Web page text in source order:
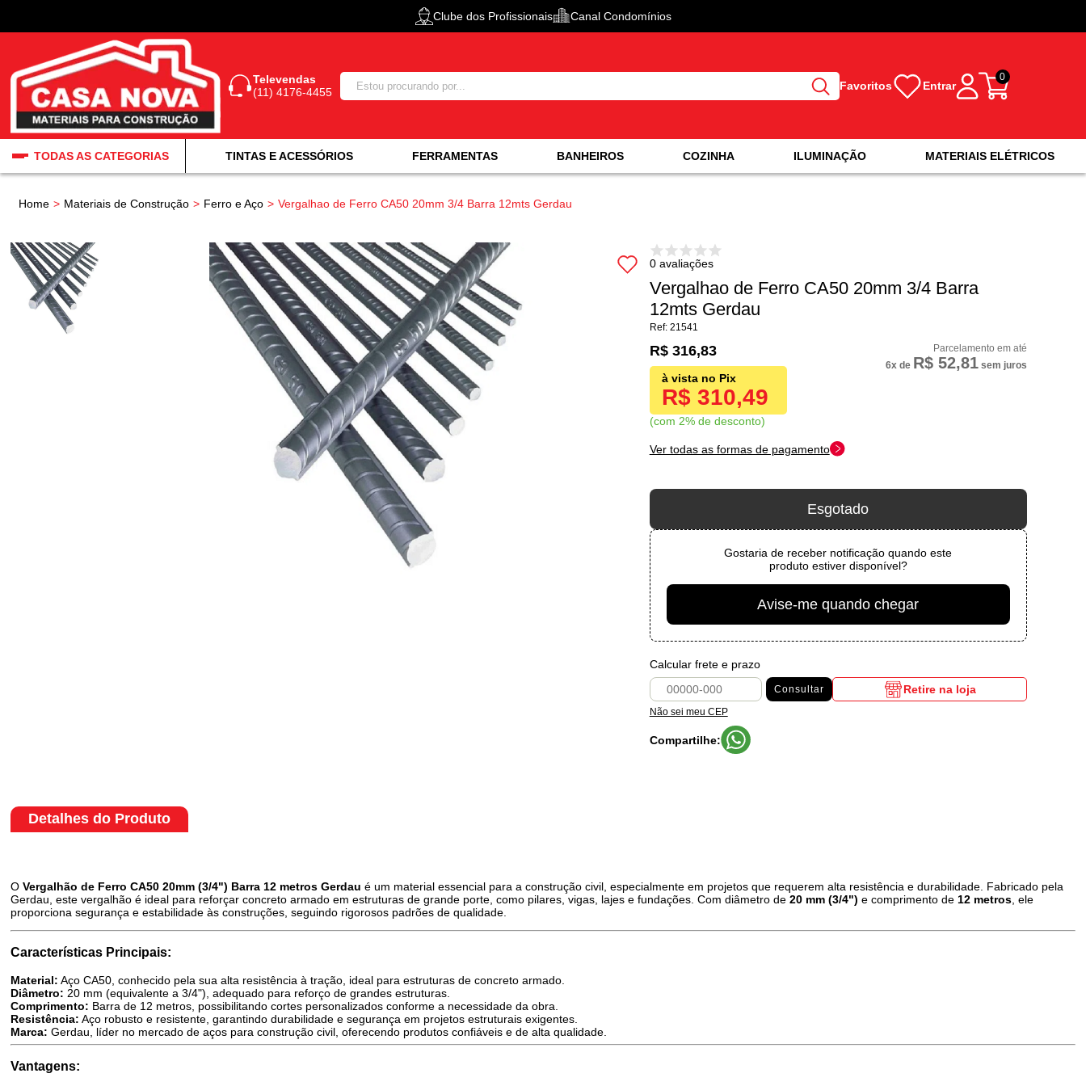
Clube dos Profissionais Canal Condomínios
Televendas
(11) 4176-4455
Favoritos Entrar
0
TODAS AS CATEGORIAS TINTAS E ACESSÓRIOS FERRAMENTAS BANHEIROS COZINHA ILUMINAÇÃO MATERIAIS ELÉTRICOS
Home Materiais de Construção Ferro e Aço Vergalhao de Ferro CA50 20mm 3/4 Barra 12mts Gerdau
0 avaliações
Vergalhao de Ferro CA50 20mm 3/4 Barra
12mts Gerdau
21541
R$ 310,49
com 2% de desconto
R$ 316,83
6x de R$ 52,81sem juros
Ver todas as formas de pagamento
Esgotado
Gostaria de receber notificação quando este
produto estiver disponível?
Avise-me quando chegar
Calcular frete e prazo
Consultar
Não sei meu CEP
Retire na loja
Compartilhe:
Detalhes do Produto
OVergalhão de Ferro CA50 20mm (3/4") Barra 12 metros Gerdau é um material essencial para a construção civil, especialmente em projetos que requerem alta resistência e durabilidade. Fabricado pela
Gerdau, este vergalhão é ideal para reforçar concreto armado em estruturas de grande porte, como pilares, vigas, lajes e fundações. Com diâmetro de20 mm (3/4") e comprimento de 12 metros , ele
proporciona segurança e estabilidade às construções, seguindo rigorosos padrões de qualidade.
Características Principais:
Material: Aço CA50, conhecido pela sua alta resistência à tração, ideal para estruturas de concreto armado.
Diâmetro: 20 mm (equivalente a 3/4"), adequado para reforço de grandes estruturas.
Comprimento: Barra de 12 metros, possibilitando cortes personalizados conforme a necessidade da obra.
Resistência: Aço robusto e resistente, garantindo durabilidade e segurança em projetos estruturais exigentes.
Marca: Gerdau, líder no mercado de aços para construção civil, oferecendo produtos confiáveis e de alta qualidade.
Vantagens: